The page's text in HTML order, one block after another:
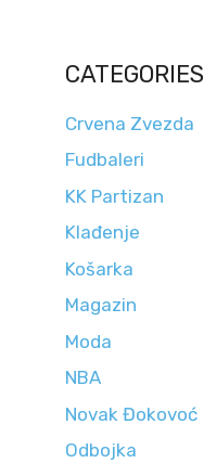
CATEGORIES
Crvena Zvezda
Fudbaleri
KK Partizan
Klađenje
Košarka
Magazin
Moda
NBA
Novak Đokovoć
Odbojka